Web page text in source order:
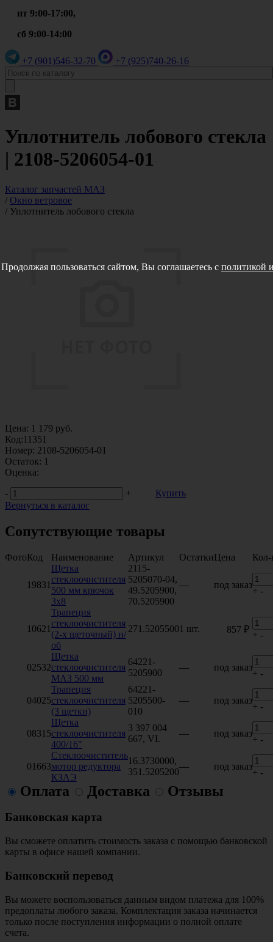
пт 9:00-17:00,
сб 9:00-14:00
+7 (901)546-32-70 +7 (925)740-26-16
Уплотнитель лобового стекла
| 2108-5206054-01
Каталог запчастей МАЗ
/ Окно ветровое
/ Уплотнитель лобового стекла
Цена: 1 179 руб.
Код:11351
Номер: 2108-5206054-01
Остаток: 1
Оценка:
-
+
Купить
Вернуться в каталог
Сопутствующие товары
ФотоКод Наименование Артикул ОстаткиЦена Кол-
19831
Щетка
стеклоочистителя
500 мм крючок
3х8
2115-
5205070-04,
49.5205900,
70.5205900
— под заказ
+ -
10621
Трапеция
стеклоочистителя
(2-х щеточный) н/
об
271.52055001 шт. 857 ₽
+ -
02532
Щетка
стеклоочистителя
МАЗ 500 мм
64221-
5205900
— под заказ
+ -
04025
Трапеция
стеклоочистителя
(3 щетки)
64221-
5205500-
010
— под заказ
+ -
08315
Щетка
стеклоочистителя
400/16"
3 397 004
667, VL
— под заказ
+ -
01663
Стеклоочиститель
мотор редуктора
КЗАЭ
16.3730000,
351.5205200
— под заказ
+ -
Оплата Доставка Отзывы
Банковская карта
Вы сможете оплатить стоимость заказа с помощью банковской
карты в офисе нашей компании.
Банковский перевод
Вы можете воспользоваться данным видом платежа для 100%
предоплаты любого заказа. Комплектация заказа начинается
только после поступления информации о полной оплате
счета.
Продолжая пользоваться сайтом, Вы соглашаетесь с политикой